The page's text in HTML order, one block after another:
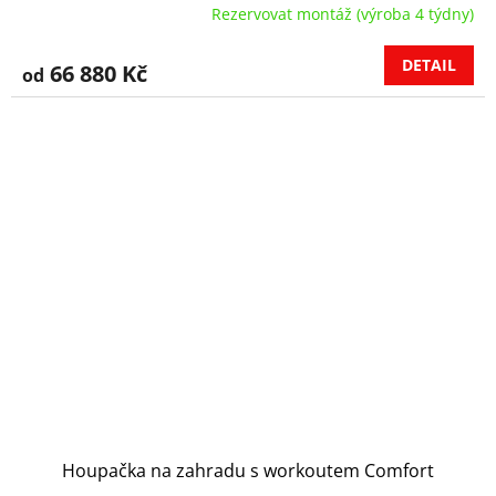
Rezervovat montáž (výroba 4 týdny)
od 66 880 Kč DETAIL
Houpačka na zahradu s workoutem Comfort